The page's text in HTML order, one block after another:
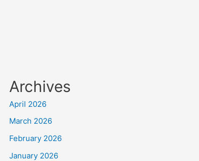
Archives
April 2026
March 2026
February 2026
January 2026